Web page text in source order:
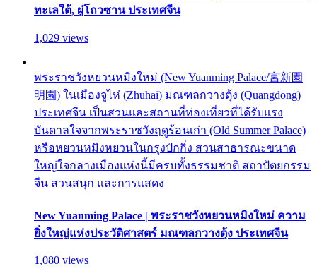
ทะเลใต้, ผู่โถวซาน ประเทศจีน
1,029 views
พระราชวังหยวนหมิงใหม่ (New Yuanming Palace/宮新園
明園) ในเมืองจูไห่ (Zhuhai) มณฑลกวางตุ้ง (Quangdong)
ประเทศจีน เป็นสวนและสถานที่ท่องเที่ยวที่ได้รับแรง
บันดาลใจจากพระราชวังฤดูร้อนเก่า (Old Summer Palace)
หรือหยวนหมิงหยวนในกรุงปักกิ่ง สวนสาธารณะขนาด
ใหญ่ใจกลางเมืองแห่งนี้มีครบทั้งธรรมชาติ สถาปัตยกรรม
จีน สวนสนุก และการแสดง
New Yuanming Palace | พระราชวังหยวนหมิงใหม่ ความ
ยิ่งใหญ่แห่งประวัติศาสตร์ มณฑลกวางตุ้ง ประเทศจีน
1,080 views